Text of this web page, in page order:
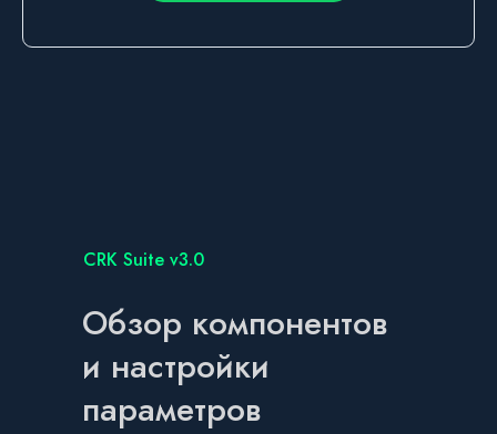
Обзор компонентов
и настройки
параметров
CRK Suite v3.0